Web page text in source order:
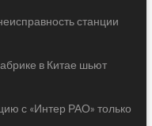
станции
в Китае шьют
с «Интер РАО» только